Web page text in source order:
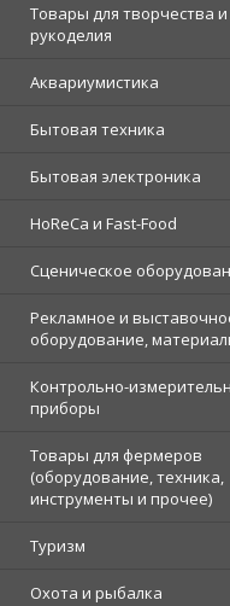
Товары для творчества и
рукоделия
Аквариумистика
Бытовая техника
Бытовая электроника
HoReCa и Fast-Food
Сценическое
Рекламное и
оборудование,
Контрольно-
приборы
Товары для фермеров
(оборудование, техника,
инструменты и прочее)
Туризм
Охота и рыбалка